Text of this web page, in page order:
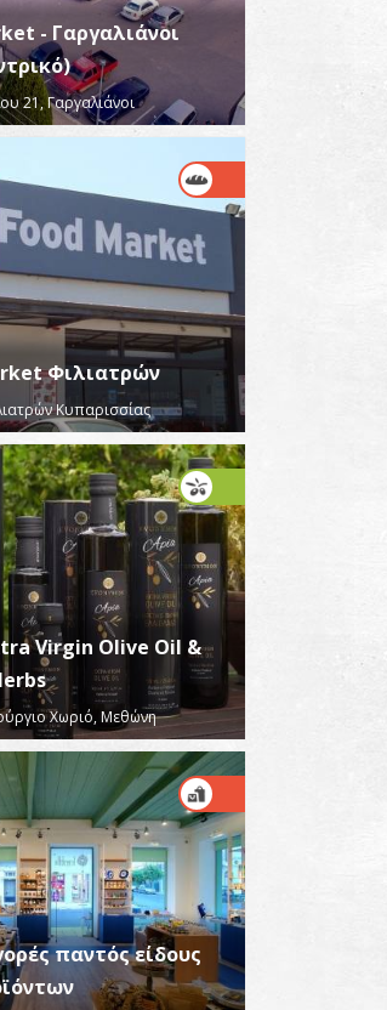
- Γαργαλιάνοι
21, Γαργαλιάνοι
Φιλιατρών
Κυπαρισσίας
Virgin Olive Oil &
Χωριό, Μεθώνη
παντός είδους